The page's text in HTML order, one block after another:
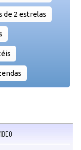
de 2 estrelas